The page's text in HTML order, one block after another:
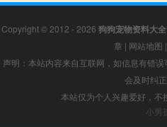
Copyright © 2012 - 2026 狗狗宠物资料大全
章 | 网站地图 |
声明：本站内容来自互联网，如信息有错
会及时纠
本站仅为个人兴趣爱好，不
小男